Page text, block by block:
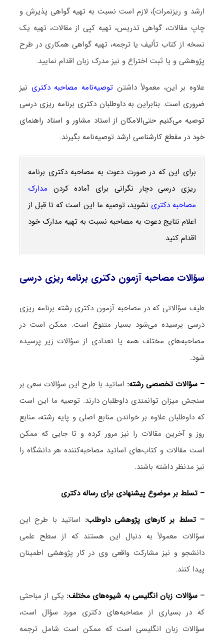
ارشد و ریزنمرات)، لازم است نسبت به تهیه گواهی پذیرش و
چاپ مقالات، گواهی تدریس، تهیه کپی از مقالات، تهیه یک
نسخه از کتاب تألیف یا ترجمه، تهیه گواهی همکاری در طرح
پژوهشی و یا ثبت اختراع و نیز مدرک زبان اقدام نمایید.
علاوه بر این، معمولاً داشتنتوصیه‌نامه مصاحبه دکتری نیز
ضروری است. بنابراین به داوطلبان دکتری برنامه ‌ریزی درسی
توصیه می‌کنیم حتی‌الامکان از استاد مشاور و استاد راهنمای
خود در مقطع کارشناسی ارشد توصیه‌نامه بگیرند.
برای این که در صورت دعوت به مصاحبه دکتری برنامه
‌ریزی درسی دچار نگرانی برای آماده کردن مدارک
مصاحبه دکتری نشوید، توصیه ما این است که تا قبل از
اعلام نتایج دعوت به مصاحبه نسبت به تهیه مدارک خود
اقدام کنید.
سؤالات مصاحبه آزمون دکتری برنامه ‌ریزی درسی
طیف سؤالاتی که در مصاحبه آزمون دکتری رشته برنامه ‌ریزی
درسی پرسیده می‌شود بسیار متنوع است. ممکن است در
مصاحبه‌های مختلف همه یا تعدادی از سؤالات زیر پرسیده
شود:
– سؤالات تخصصی رشته: اساتید با طرح این سؤالات سعی بر
سنجش میزان توانمندی داوطلبان دارند. توصیه ما این است
که داوطلبان علاوه بر خواندن منابع اصلی و پایه رشته، منابع
روز و آخرین مقالات را نیز مرور کرده و تا جایی که ممکن
است مقالات و کتاب‌های اساتید مصاحبه‌کننده هر دانشگاه را
نیز مدنظر داشته باشند.
– تسلط بر موضوع پیشنهادی برای رساله دکتری
–تسلط بر کارهای پژوهشی داوطلب: اساتید با طرح این
سؤالات معمولاً به دنبال این هستند که از سطح علمی
دانشجو و نیز مشارکت واقعی وی در کار پژوهشی اطمینان
پیدا کنند.
– سؤالات زبان انگلیسی به شیوه‌های مختلف: یکی از مباحثی
که در بسیاری از مصاحبه‌های دکتری مورد سؤال است،
سؤالات زبان انگلیسی است که ممکن است شامل ترجمه